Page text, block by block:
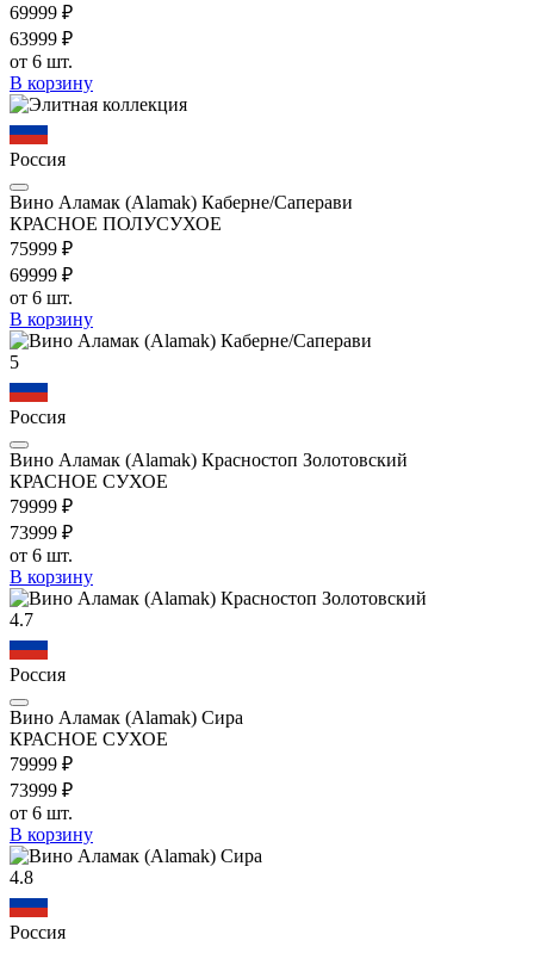
69999 ₽
63999 ₽
от 6 шт.
В корзину
Россия
Вино Аламак (Alamak) Каберне/Саперави
КРАСНОЕ ПОЛУСУХОЕ
75999 ₽
69999 ₽
от 6 шт.
В корзину
5
Россия
Вино Аламак (Alamak) Красностоп Золотовский
КРАСНОЕ СУХОЕ
79999 ₽
73999 ₽
от 6 шт.
В корзину
4.7
Россия
Вино Аламак (Alamak) Сира
КРАСНОЕ СУХОЕ
79999 ₽
73999 ₽
от 6 шт.
В корзину
4.8
Россия